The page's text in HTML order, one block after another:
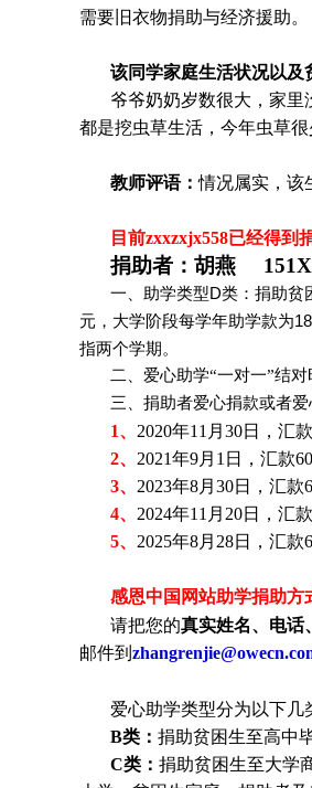
需要旧衣物捐助与经济援助。
该同学家庭生活状况以及
爷爷奶奶岁数很大，家里
都是挖虫草生活，今年虫草
教师评语：情况属实，该
目前zxxzxjx558已经得到
捐助者： 胡燕
一、助学类型D类：捐助贫
元，大学阶段每学年助学款为
指两个学期。
二、爱心助学“一对一”结对
三、捐助者爱心捐款或者
1、 2020年11月30日，汇
2、 2021年9月1日，汇款
3、 2023年8月30日，汇款
4、 2024年11月20日，汇
5、 2025年8月28日，汇款
感恩中国网站助学捐助方
请把您的真实姓名、电话
邮件到
爱心助学类型分为以下几
B类： 捐助贫困生至高中
C类： 捐助贫困生至大学